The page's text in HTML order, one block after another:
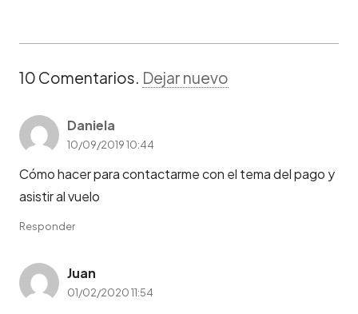
10 Comentarios. Dejar nuevo
Daniela
10/09/2019 10:44
Cómo hacer para contactarme con el tema del pago y
asistir al vuelo
Responder
Juan
01/02/2020 11:54